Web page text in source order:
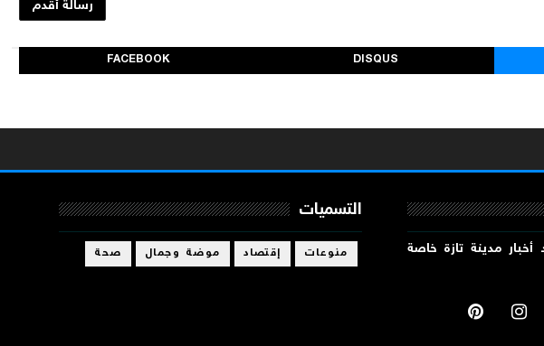
رسالة أقدم
DISQUS
FACEBOOK
مدينة تازة خاصة
التسميات
منوعات إقتصاد موضة وجمال صحة